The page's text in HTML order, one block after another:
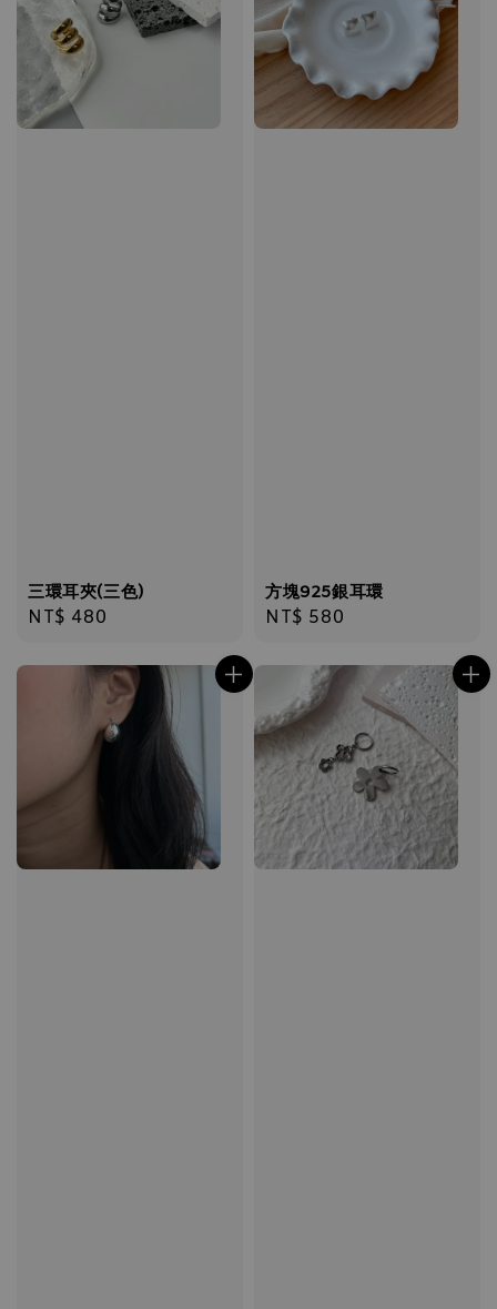
三環耳夾(三色)
Regular
NT$ 480
方塊925銀耳環
Regular
NT$ 580